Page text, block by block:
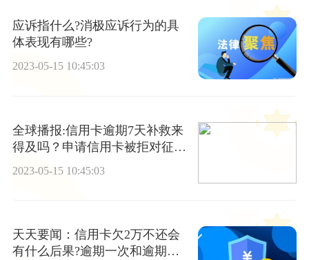
应诉指什么?消极应诉行为的具
体表现有哪些?
2023-05-15 10:45:03
全球播报:信用卡逾期7天补救来
得及吗？申请信用卡被拒对征信
2023-05-15 10:45:03
天天要闻：信用卡欠2万不还会
有什么后果?逾期一次和逾期多